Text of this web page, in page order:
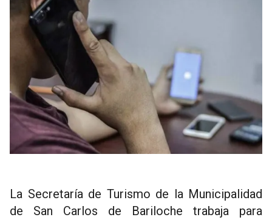
La Secretaría de Turismo de la Municipalidad
de San Carlos de Bariloche trabaja para